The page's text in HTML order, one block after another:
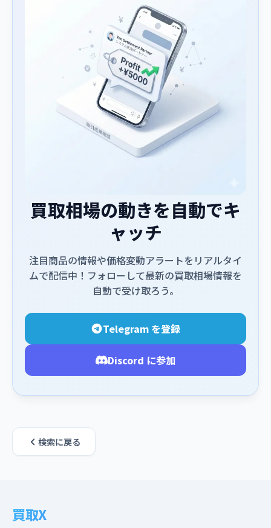
買取相場の動きを自動でキ
ャッチ
注目商品の情報や価格変動アラートをリアルタイ
ムで配信中！フォローして最新の買取相場情報を
自動で受け取ろう。
Telegram を登録
Discord に参加
検索に戻る
買取X